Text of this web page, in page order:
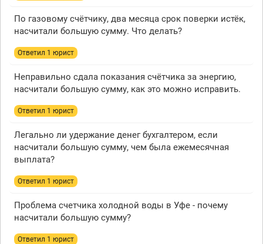
По газовому счётчику, два месяца срок поверки истёк,
насчитали большую сумму. Что делать?
Ответил 1 юрист
Неправильно сдала показания счётчика за энергию,
насчитали большую сумму, как это можно исправить.
Ответил 1 юрист
Легально ли удержание денег бухгалтером, если
насчитали большую сумму, чем была ежемесячная
выплата?
Ответил 1 юрист
Проблема счетчика холодной воды в Уфе - почему
насчитали большую сумму?
Ответил 1 юрист